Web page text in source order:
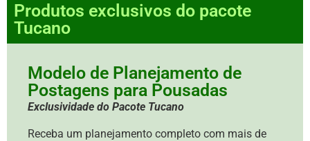
Produtos exclusivos do pacote
Tucano
Modelo de Planejamento de
Postagens para Pousadas
Exclusividade do Pacote Tucano
Receba um planejamento completo com mais de